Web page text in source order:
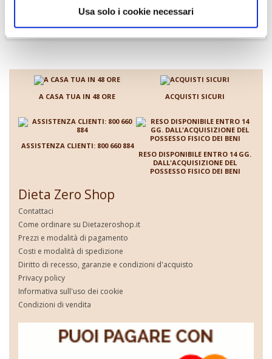
Usa solo i cookie necessari
3,19 € 2,55 €
A CASA TUA IN 48 ORE ACQUISTI SICURI
ASSISTENZA CLIENTI: 800 660 884
RESO DISPONIBILE ENTRO 14 GG.
DALL'ACQUISIZIONE DEL
POSSESSO FISICO DEI BENI
Dieta Zero Shop
Contattaci
Come ordinare su Dietazeroshop.it
Prezzi e modalità di pagamento
Costi e modalità di spedizione
Diritto di recesso, garanzie e condizioni d'acquisto
Privacy policy
Informativa sull'uso dei cookie
Condizioni di vendita